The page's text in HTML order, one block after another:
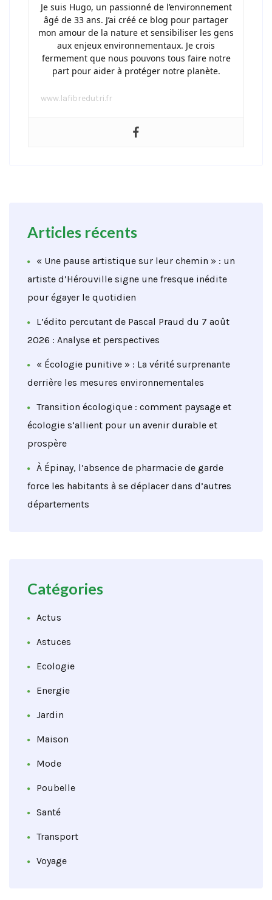
Je suis Hugo, un passionné de l’environnement
âgé de 33 ans. J’ai créé ce blog pour partager
mon amour de la nature et sensibiliser les gens
aux enjeux environnementaux. Je crois
fermement que nous pouvons tous faire notre
part pour aider à protéger notre planète.
www.lafibredutri.fr
Articles récents
« Une pause artistique sur leur chemin » : un
artiste d’Hérouville signe une fresque inédite
pour égayer le quotidien
L’édito percutant de Pascal Praud du 7 août
2026 : Analyse et perspectives
« Écologie punitive » : La vérité surprenante
derrière les mesures environnementales
Transition écologique : comment paysage et
écologie s’allient pour un avenir durable et
prospère
À Épinay, l’absence de pharmacie de garde
force les habitants à se déplacer dans d’autres
départements
Catégories
Actus
Astuces
Ecologie
Energie
Jardin
Maison
Mode
Poubelle
Santé
Transport
Voyage